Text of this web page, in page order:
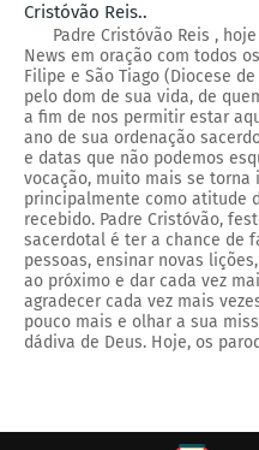
Cristóvão Reis..
Padre Cristóvão Reis , hoje
News em oração com todos
Filipe e São Tiago (Diocese
pelo dom de sua vida, de
a fim de nos permitir estar
ano de sua ordenação
e datas que não podemos
vocação, muito mais se
principalmente como atitude
recebido. Padre Cristóvão,
sacerdotal é ter a chance de
pessoas, ensinar novas
ao próximo e dar cada vez
agradecer cada vez mais
pouco mais e olhar a sua
dádiva de Deus. Hoje, os